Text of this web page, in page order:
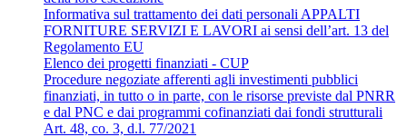
Informativa sul trattamento dei dati personali APPALTI
FORNITURE SERVIZI E LAVORI ai sensi dell’art. 13 del
Regolamento EU
Elenco dei progetti finanziati - CUP
Procedure negoziate afferenti agli investimenti pubblici
finanziati, in tutto o in parte, con le risorse previste dal PNRR
e dal PNC e dai programmi cofinanziati dai fondi strutturali
Art. 48, co. 3, d.l. 77/2021